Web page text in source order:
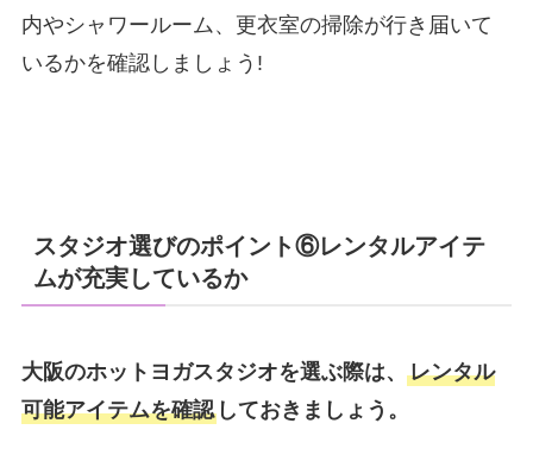
内やシャワールーム、更衣室の掃除が行き届いて
いるかを確認しましょう!
スタジオ選びのポイント⑥レンタルアイテ
ムが充実しているか
大阪のホットヨガスタジオを選ぶ際は、 レンタル
可能アイテムを確認しておきましょう。